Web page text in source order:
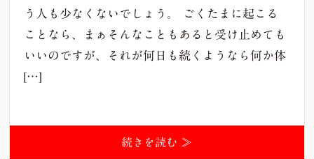
う人も少なくないでしょう。 ごくたまに起こる
ことなら、まぁそんなこともあると受け止めても
いいのですが、それが何日も続くようなら何か体
[…]
続きを読む ≫